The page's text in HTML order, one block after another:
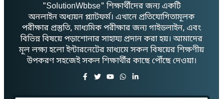
"SolutionWbbse" শিক্ষার্থীদের জন্য একটি
অনলাইন অধ্যয়ন প্ল্যাটফর্ম। এখানে প্রতিযোগিতামূলক
পরীক্ষার প্রস্তুতি, মাধ্যমিক পরীক্ষার জন্য গাইডলাইন, এবং
বিভিন্ন বিষয়ে পড়াশোনার সাহায্য প্রদান করা হয়। আমাদের
মূল লক্ষ্য হলো ইন্টারনেটের মাধ্যমে সকল বিষয়ের শিক্ষণীয়
উপকরণ সহজেই সকল শিক্ষার্থীর কাছে পৌঁছে দেওয়া।